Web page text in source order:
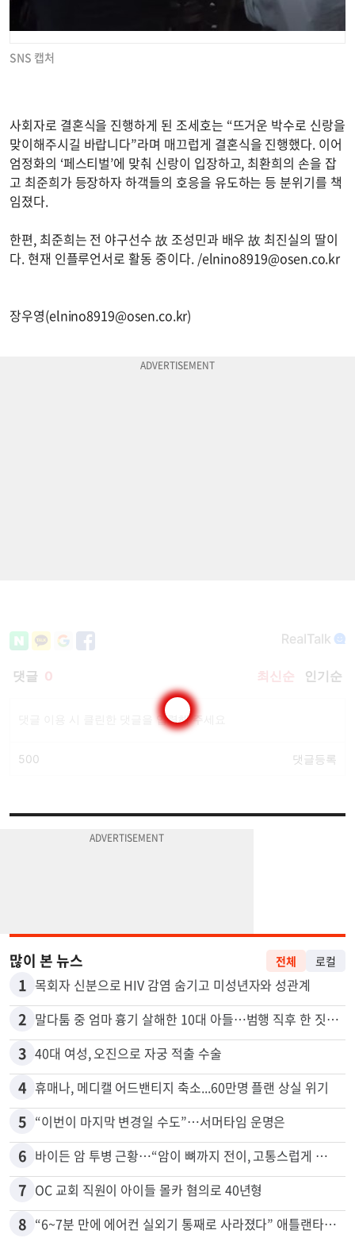
SNS 캡처
사회자로 결혼식을 진행하게 된 조세호는 “뜨거운 박수로 신랑을
맞이해주시길 바랍니다”라며 매끄럽게 결혼식을 진행했다. 이어
엄정화의 ‘페스티벌’에 맞춰 신랑이 입장하고, 최환희의 손을 잡
고 최준희가 등장하자 하객들의 호응을 유도하는 등 분위기를 책
임졌다.
한편, 최준희는 전 야구선수 故 조성민과 배우 故 최진실의 딸이
다. 현재 인플루언서로 활동 중이다. /elnino8919@osen.co.kr
장우영(elnino8919@osen.co.kr)
많이 본 뉴스 전체 로컬
1 목회자 신분으로 HIV 감염 숨기고 미성년자와 성관계
2 말다툼 중 엄마 흉기 살해한 10대 아들…범행 직후 한 짓 충격
3 40대 여성, 오진으로 자궁 적출 수술
4 휴매나, 메디캘 어드밴티지 축소...60만명 플랜 상실 위기
5 “이번이 마지막 변경일 수도”…서머타임 운명은
6 바이든 암 투병 근황…“암이 뼈까지 전이, 고통스럽게 투병 중”
7 OC 교회 직원이 아이들 몰카 혐의로 40년형
8 “6~7분 만에 에어컨 실외기 통째로 사라졌다” 애틀랜타서 실외기 도난 급증